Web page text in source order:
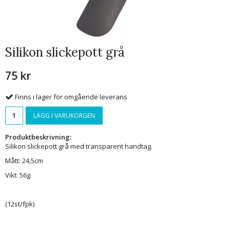
Silikon slickepott grå
75 kr
Finns i lager för omgående leverans
LÄGG I VARUKORGEN
Produktbeskrivning:
Silikon slickepott grå med transparent handtag.
Mått: 24,5cm
Vikt: 56g
(12st/fpk)